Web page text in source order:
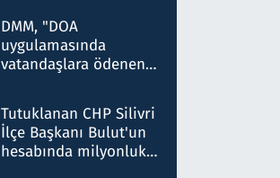
DMM, "DOA
uygulamasında
vatandaşlara ödenen
düşürüldüğü" iddiasını
yalanladı
Tutuklanan CHP Silivri
İlçe Başkanı Bulut'un
hesabında milyonluk